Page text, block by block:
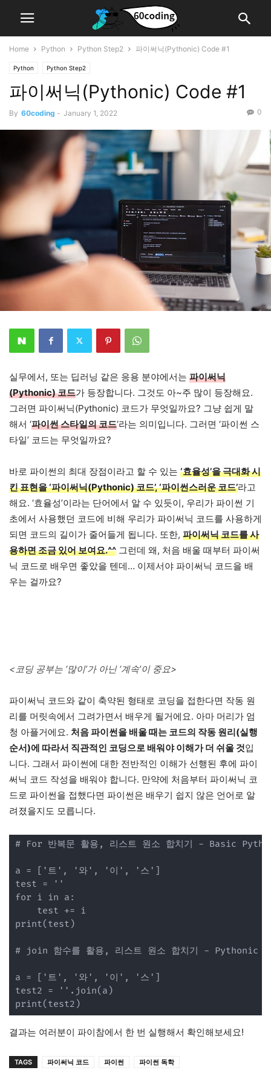
Home Python Python Step2 파이써닉(Pythonic) Code #1
Python Python Step2
파이써닉(Pythonic) Code #1
By 60coding - January 1, 2022 0
실무에서, 또는 딥러닝 같은 응용 분야에서는 파이써닉
(Pythonic) 코드가 등장합니다. 그것도 아~주 많이 등장해요.
그러면 파이써닉(Pythonic) 코드가 무엇일까요? 그냥 쉽게 말
해서 ‘파이썬스타일의코드‘라는 의미입니다. 그러면 ‘파이썬 스
타일’ 코드는 무엇일까요?
바로 파이썬의 최대 장점이라고 할 수 있는 ‘효율성’을 극대화 시
킨 표현을 ‘파이써닉(Pythonic) 코드’, ‘파이썬스러운 코드’라고
해요. ‘효율성’이라는 단어에서 알 수 있듯이, 우리가 파이썬 기
초에서 사용했던 코드에 비해 우리가 파이써닉 코드를 사용하게
되면 코드의 길이가 줄어들게 됩니다. 또한, 파이써닉 코드를 사
용하면 조금 있어 보여요.^^ 그런데 왜, 처음 배울 때부터 파이써
닉 코드로 배우면 좋았을 텐데… 이제서야 파이써닉 코드을 배
우는 걸까요?
<코딩 공부는 ‘많이’가 아닌 ‘계속’이 중요>
파이써닉 코드와 같이 축약된 형태로 코딩을 접한다면 작동 원
리를 머릿속에서 그려가면서 배우게 될거에요. 아마 머리가 엄
청 아플거에요. 처음 파이썬을 배울 때는 코드의 작동 원리(실행
순서)에 따라서 직관적인 코딩으로 배워야 이해가 더 쉬울 것입
니다. 그래서 파이썬에 대한 전반적인 이해가 선행된 후에 파이
써닉 코드 작성을 배워야 합니다. 만약에 처음부터 파이써닉 코
드로 파이썬을 접했다면 파이썬은 배우기 쉽지 않은 언어로 알
려졌을지도 모릅니다.
# For 반복문 활용, 리스트 원소 합치기 - Basic
a = ['트', '와', '이', '스']
test = ''
for i in a:
print(test)
# join 함수를 활용, 리스트 원소 합치기 - Pythonic
a = ['트', '와', '이', '스']
test2 = ''.join(a)
print(test2)
결과는 여러분이 파이참에서 한 번 실행해서 확인해보세요!
TAGS 파이써닉 코드 파이썬 파이썬 독학